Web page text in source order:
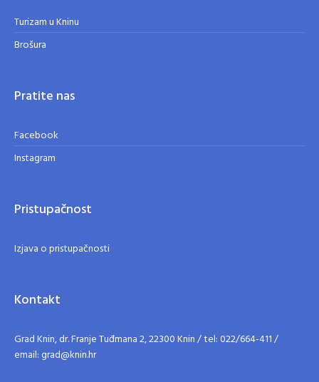
Turizam u Kninu
Brošura
Pratite nas
Facebook
Instagram
Pristupačnost
Izjava o pristupačnosti
Kontakt
Grad Knin, dr. Franje Tuđmana 2, 22300 Knin / tel: 022/664-411 /
email: grad@knin.hr